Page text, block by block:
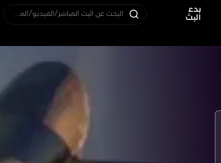
بدء
البث
البحث عن البث المباشر/الفيديو/المستخدم